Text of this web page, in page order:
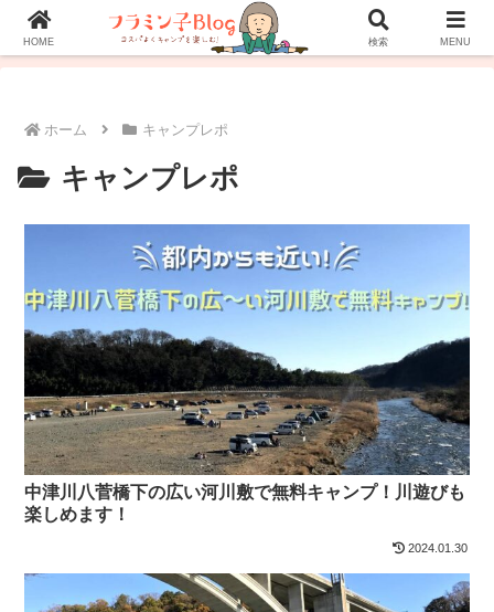
プロフィール お問い合わせ
ホーム キャンプレポ
キャンプレポ
中津川八菅橋下の広い河川敷で無料キャンプ！川遊びも
楽しめます！
2024.01.30
HOME 検索 MENU